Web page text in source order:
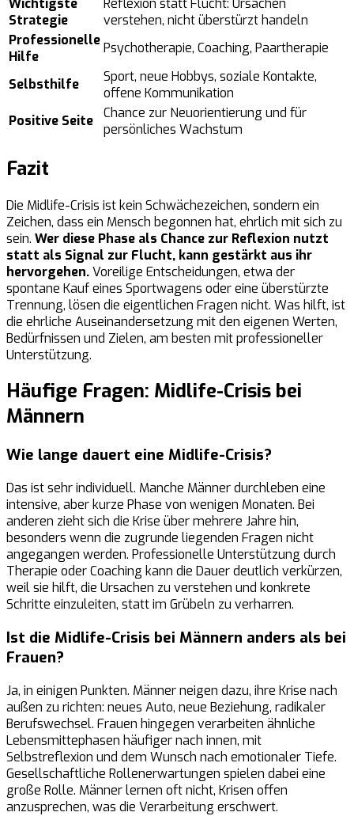
Wichtigste
Strategie
Reflexion statt Flucht: Ursachen
verstehen, nicht überstürzt handeln
Professionelle
Hilfe
Psychotherapie, Coaching, Paartherapie
Selbsthilfe
Sport, neue Hobbys, soziale Kontakte,
offene Kommunikation
Positive Seite
Chance zur Neuorientierung und für
persönliches Wachstum
Fazit
Die Midlife-Crisis ist kein Schwächezeichen, sondern ein
Zeichen, dass ein Mensch begonnen hat, ehrlich mit sich zu
sein. Wer diese Phase als Chance zur Reflexion nutzt
statt als Signal zur Flucht, kann gestärkt aus ihr
hervorgehen.Voreilige Entscheidungen, etwa der
spontane Kauf eines Sportwagens oder eine überstürzte
Trennung, lösen die eigentlichen Fragen nicht. Was hilft, ist
die ehrliche Auseinandersetzung mit den eigenen Werten,
Bedürfnissen und Zielen, am besten mit professioneller
Unterstützung.
Häufige Fragen: Midlife-Crisis bei
Männern
Wie lange dauert eine Midlife-Crisis?
Das ist sehr individuell. Manche Männer durchleben eine
intensive, aber kurze Phase von wenigen Monaten. Bei
anderen zieht sich die Krise über mehrere Jahre hin,
besonders wenn die zugrunde liegenden Fragen nicht
angegangen werden. Professionelle Unterstützung durch
Therapie oder Coaching kann die Dauer deutlich verkürzen,
weil sie hilft, die Ursachen zu verstehen und konkrete
Schritte einzuleiten, statt im Grübeln zu verharren.
Ist die Midlife-Crisis bei Männern anders als bei
Frauen?
Ja, in einigen Punkten. Männer neigen dazu, ihre Krise nach
außen zu richten: neues Auto, neue Beziehung, radikaler
Berufswechsel. Frauen hingegen verarbeiten ähnliche
Lebensmittephasen häufiger nach innen, mit
Selbstreflexion und dem Wunsch nach emotionaler Tiefe.
Gesellschaftliche Rollenerwartungen spielen dabei eine
große Rolle. Männer lernen oft nicht, Krisen offen
anzusprechen, was die Verarbeitung erschwert.